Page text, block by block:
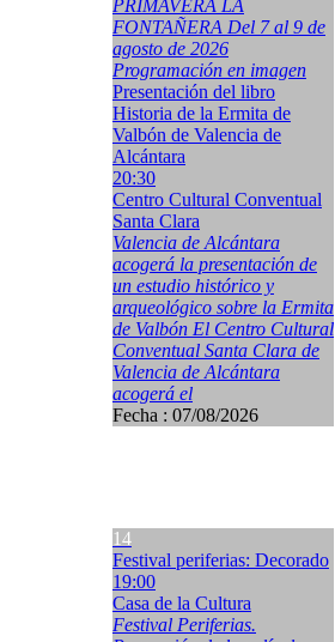
PRIMAVERA LA
FONTAÑERA Del 7 al 9 de
agosto de 2026
Programación en imagen
Presentación del libro
Historia de la Ermita de
Valbón de Valencia de
Alcántara
20:30
Centro Cultural Conventual
Santa Clara
Valencia de Alcántara
acogerá la presentación de
un estudio histórico y
arqueológico sobre la Ermita
de Valbón El Centro Cultural
Conventual Santa Clara de
Valencia de Alcántara
acogerá el
Fecha : 07/08/2026
14
Festival periferias: Decorado
19:00
Casa de la Cultura
Festival Periferias.